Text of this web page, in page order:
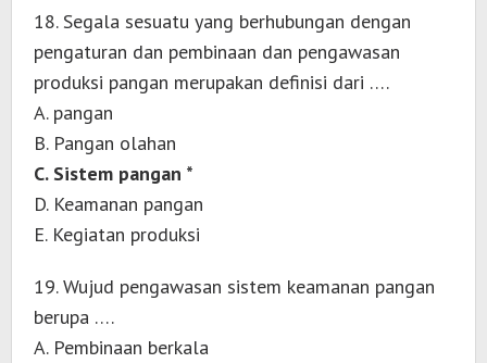
18. Segala sesuatu yang berhubungan dengan
pengaturan dan pembinaan dan pengawasan
produksi pangan merupakan definisi dari ….
A. pangan
B. Pangan olahan
C. Sistem pangan *
D. Keamanan pangan
E. Kegiatan produksi
19. Wujud pengawasan sistem keamanan pangan
berupa ….
A. Pembinaan berkala